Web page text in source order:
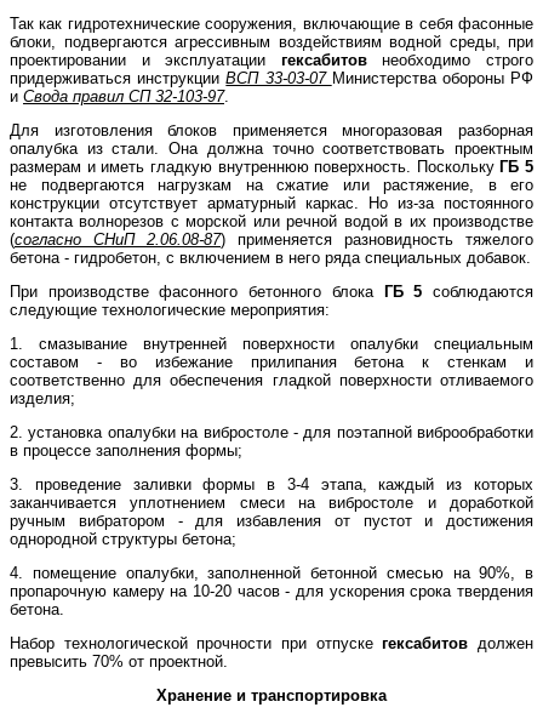
Так как гидротехнические сооружения, включающие в себя фасонные
блоки, подвергаются агрессивным воздействиям водной среды, при
проектировании и эксплуатации гексабитовнеобходимо строго
придерживаться инструкцииВСП 33-03-07 Министерства обороны РФ
и Свода правил СП 32-103-97.
Для изготовления блоков применяется многоразовая разборная
опалубка из стали. Она должна точно соответствовать проектным
размерам и иметь гладкую внутреннюю поверхность. Поскольку ГБ 5
не подвергаются нагрузкам на сжатие или растяжение, в его
конструкции отсутствует арматурный каркас. Но из-за постоянного
контакта волнорезов с морской или речной водой в их производстве
(согласно СНиП 2.06.08-87) применяется разновидность тяжелого
бетона - гидробетон, с включением в него ряда специальных добавок.
При производстве фасонного бетонного блока
ГБ 5соблюдаются
следующие технологические мероприятия:
1. смазывание внутренней поверхности опалубки специальным
составом - во избежание прилипания бетона к стенкам и
соответственно для обеспечения гладкой поверхности отливаемого
изделия;
2. установка опалубки на вибростоле - для поэтапной виброобработки
в процессе заполнения формы;
3. проведение заливки формы в 3-4 этапа, каждый из которых
заканчивается уплотнением смеси на вибростоле и доработкой
ручным вибратором - для избавления от пустот и достижения
однородной структуры бетона;
4. помещение опалубки, заполненной бетонной смесью на 90%, в
пропарочную камеру на 10-20 часов - для ускорения срока твердения
бетона.
Набор технологической прочности при отпускегексабитов должен
превысить 70% от проектной.
Хранение и транспортировка